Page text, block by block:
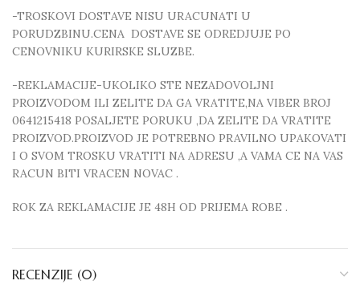
-TROSKOVI DOSTAVE NISU URACUNATI U
PORUDZBINU.CENA DOSTAVE SE ODREDJUJE PO
CENOVNIKU KURIRSKE SLUZBE.
-REKLAMACIJE-UKOLIKO STE NEZADOVOLJNI
PROIZVODOM ILI ZELITE DA GA VRATITE,NA VIBER BROJ
0641215418 POSALJETE PORUKU ,DA ZELITE DA VRATITE
PROIZVOD.PROIZVOD JE POTREBNO PRAVILNO UPAKOVATI
I O SVOM TROSKU VRATITI NA ADRESU ,A VAMA CE NA VAS
RACUN BITI VRACEN NOVAC .
ROK ZA REKLAMACIJE JE 48H OD PRIJEMA ROBE .
RECENZIJE (0)